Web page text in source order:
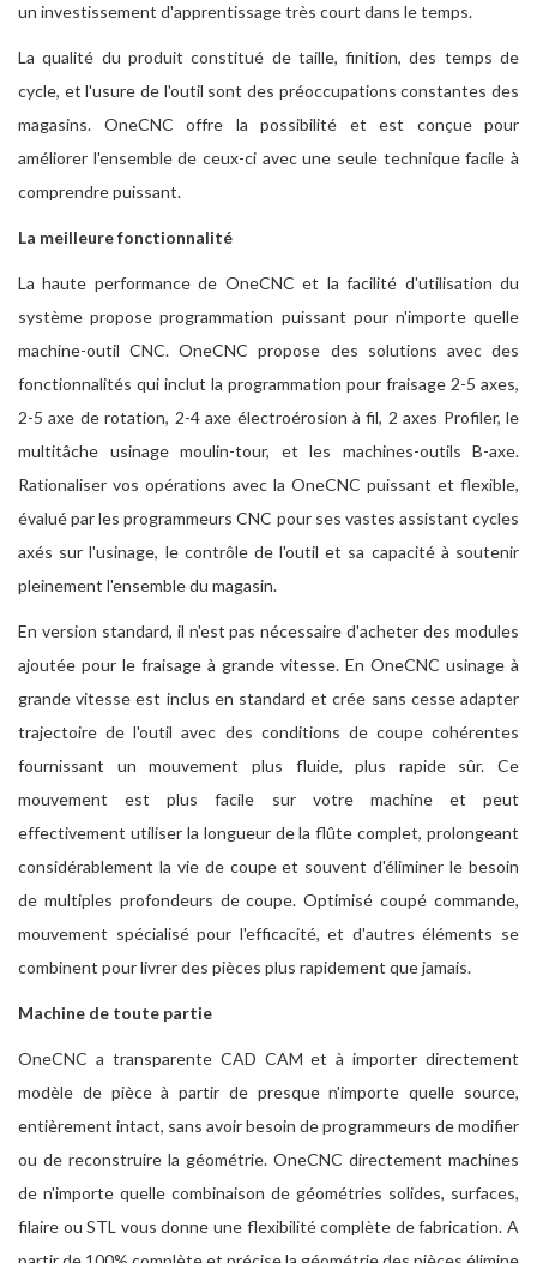
un investissement d'apprentissage très court dans le temps.
La qualité du produit constitué de taille, finition, des temps de
cycle, et l'usure de l'outil sont des préoccupations constantes des
magasins. OneCNC offre la possibilité et est conçue pour
améliorer l'ensemble de ceux-ci avec une seule technique facile à
comprendre puissant.
La meilleure fonctionnalité
La haute performance de OneCNC et la facilité d'utilisation du
système propose programmation puissant pour n'importe quelle
machine-outil CNC. OneCNC propose des solutions avec des
fonctionnalités qui inclut la programmation pour fraisage 2-5 axes,
2-5 axe de rotation, 2-4 axe électroérosion à fil, 2 axes Profiler, le
multitâche usinage moulin-tour, et les machines-outils B-axe.
Rationaliser vos opérations avec la OneCNC puissant et flexible,
évalué par les programmeurs CNC pour ses vastes assistant cycles
axés sur l'usinage, le contrôle de l'outil et sa capacité à soutenir
pleinement l'ensemble du magasin.
En version standard, il n'est pas nécessaire d'acheter des modules
ajoutée pour le fraisage à grande vitesse. En OneCNC usinage à
grande vitesse est inclus en standard et crée sans cesse adapter
trajectoire de l'outil avec des conditions de coupe cohérentes
fournissant un mouvement plus fluide, plus rapide sûr. Ce
mouvement est plus facile sur votre machine et peut
effectivement utiliser la longueur de la flûte complet, prolongeant
considérablement la vie de coupe et souvent d'éliminer le besoin
de multiples profondeurs de coupe. Optimisé coupé commande,
mouvement spécialisé pour l'efficacité, et d'autres éléments se
combinent pour livrer des pièces plus rapidement que jamais.
Machine de toute partie
OneCNC a transparente CAD CAM et à importer directement
modèle de pièce à partir de presque n'importe quelle source,
entièrement intact, sans avoir besoin de programmeurs de modifier
ou de reconstruire la géométrie. OneCNC directement machines
de n'importe quelle combinaison de géométries solides, surfaces,
filaire ou STL vous donne une flexibilité complète de fabrication. A